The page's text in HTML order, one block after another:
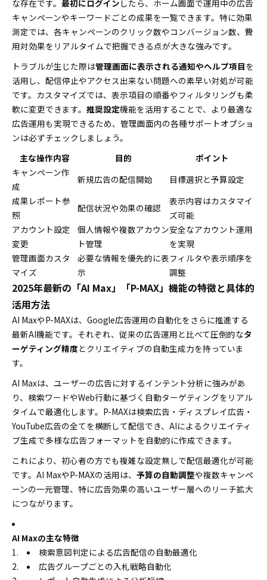
な存在です。 最初にログイン したら、ホーム画面で運用中の広告
キャンペーンやキーワードごとの成果を一覧できます。特に効果
測定では、各キャンペーンのクリック数やコンバージョン数、費
用対効果をリアルタイムで把握できる点が大きな強みです。
トラブルが生じた際は管理画面に表示される通知やヘルプ項目を
活用し、配信停止やアクセス出来ない問題への素早い対処が可能
です。カスタマイズでは、表示項目の順番やフィルタリングも柔
軟に変更できます。 推奨設定機能を活用することで、より最適な
広告運用も実現できるため、管理画面内の各種サポートオプショ
ンは必ずチェックしましょう。
主な操作内容
目的
ポイント
キャンペーン作
成
新規広告の配信開始
目標選択と予算設定
成果レポート参
照
配信状況や効果の確認
表示内容はカスタマイ
ズ可能
アカウント設定
変更
個人情報や複数アカウン
ト管理
安全なアカウント運用
を実現
管理画面カスタ
マイズ
必要な情報を優先的に表
示
フィルタや表示順序を
調整
2025年最新の「AI Max」「P-MAX」機能の特徴と具体的
活用方法
AI MaxやP-MAXは、Google広告運用の自動化をさらに推進する
最新AI機能です。それぞれ、従来の広告運用と比べて圧倒的なタ
ーゲティング精度とクリエイティブの自動生成力を持っていま
す。
AI Maxは、ユーザーの広告に対するインテント分析に強みがあ
り、検索ワードやWeb行動に基づく自動ターゲティングをリアル
タイムで最適化します。P-MAXは検索広告・ディスプレイ広告・
YouTube広告の全てを横断して配信でき、AIによるクリエイティ
ブ生成で多様な広告フォーマットを自動的に作成できます。
これにより、初心者の方でも複雑な設定無しで配信最適化が可能
です。AI MaxやP-MAXの活用は、 予算の自動調整や複数キャンペ
ーンの一元管理、特に広告効果の高いユーザー層へのリーチ拡大
につながります。
AI Maxの主な特徴
検索意図判定による広告配信の自動最適化
広告グループごとの入札戦略自動化